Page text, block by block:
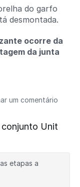
do garfo
desmontada.
ocorre da
da junta
um comentário
Unit
etapas a